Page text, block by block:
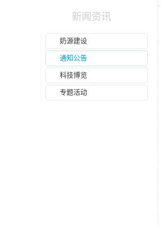
新闻资讯
奶源建设
通知公告
科技博览
专题活动